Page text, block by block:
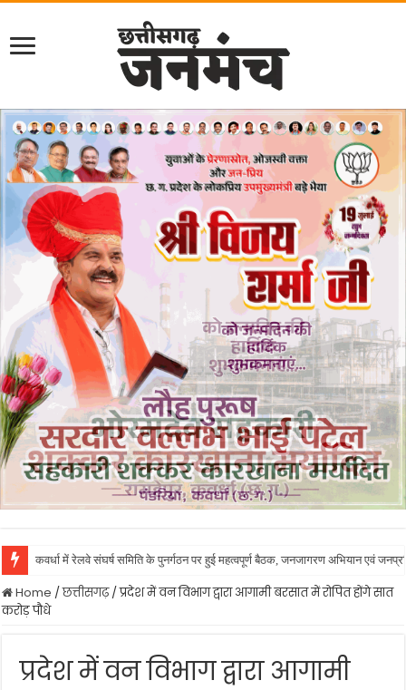
कवर्धा में रेलवे संघर्ष समिति के पुनर्गठन पर हुई महत्वपूर्ण बैठक, जनजागरण अभियान एवं
Home /छत्तीसगढ़/प्रदेश में वन विभाग द्वारा आगामी बरसात में रोपित होंगे सात
करोड़ पौधे
प्रदेश में वन विभाग द्वारा आगामी